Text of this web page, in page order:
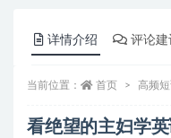
详情介绍 评论建
当前位置： 首页 高频
看绝望的主妇学